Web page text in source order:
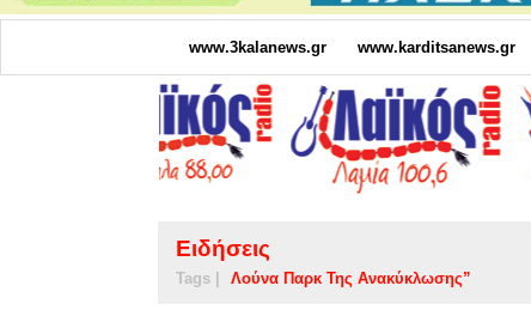
www.3kalanews.gr www.karditsanews.gr
Ειδήσεις
Tags | Λούνα Παρκ Της Ανακύκλωσης”